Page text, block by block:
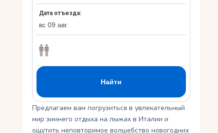
Предлагаем вам погрузиться в увлекательный
мир зимнего отдыха на лыжах в Италии и
ощутить неповторимое волшебство новогодних